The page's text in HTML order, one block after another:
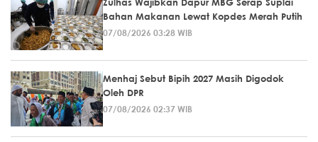
Zulhas Wajibkan Dapur MBG Serap Suplai
Bahan Makanan Lewat Kopdes Merah Putih
07/08/2026 03:28 WIB
Menhaj Sebut Bipih 2027 Masih Digodok
Oleh DPR
07/08/2026 02:37 WIB